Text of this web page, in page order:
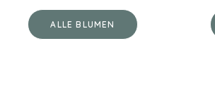
ALLE BLUMEN